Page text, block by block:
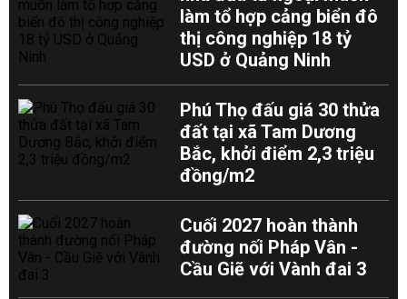
làm tổ hợp cảng biển đô
thị công nghiệp 18 tỷ
USD ở Quảng Ninh
Phú Thọ đấu giá 30 thửa
đất tại xã Tam Dương
Bắc, khởi điểm 2,3 triệu
đồng/m2
Cuối 2027 hoàn thành
đường nối Pháp Vân -
Cầu Giẽ với Vành đai 3